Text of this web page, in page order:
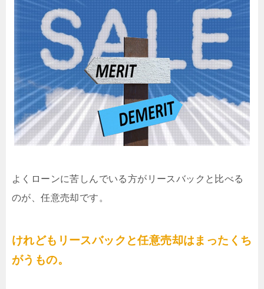
よくローンに苦しんでいる方がリースバックと比べる
のが、任意売却です。
けれどもリースバックと任意売却はまったくち
がうもの。